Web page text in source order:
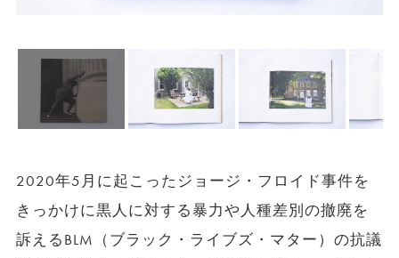
2020年5月に起こったジョージ・フロイド事件を
きっかけに黒人に対する暴力や人種差別の撤廃を
訴えるBLM（ブラック・ライブズ・マター）の抗議